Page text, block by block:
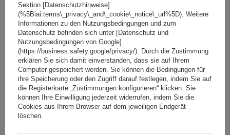
Mont Blanc Supra 2 Dachgepäckträger
89,99 €inkl. MwSt
Große Menge verfügbar Wir versenden schon am7. August
In den
Warenkorb
Sektion [Datenschutzhinweise]
(%5Biai:terms\_privacy\_and\_cookie\_notice\_url%5D). Weitere
Informationen zu den Nutzungsbedingungen und zum
Datenschutz befinden sich unter [Datenschutz und
Nutzungsbedingungen von Google]
(https://business.safety.google/privacy/). Durch die Zustimmung
erklären Sie sich damit einverstanden, dass sie auf Ihrem
Computer gespeichert werden. Sie können die Bedingungen für
ihre Speicherung oder den Zugriff darauf festlegen, indem Sie auf
die Registerkarte „Zustimmungen konfigurieren“ klicken. Sie
können Ihre Einwilligung jederzeit widerrufen, indem Sie die
Cookies aus Ihrem Browser auf dem jeweiligen Endgerät
löschen.